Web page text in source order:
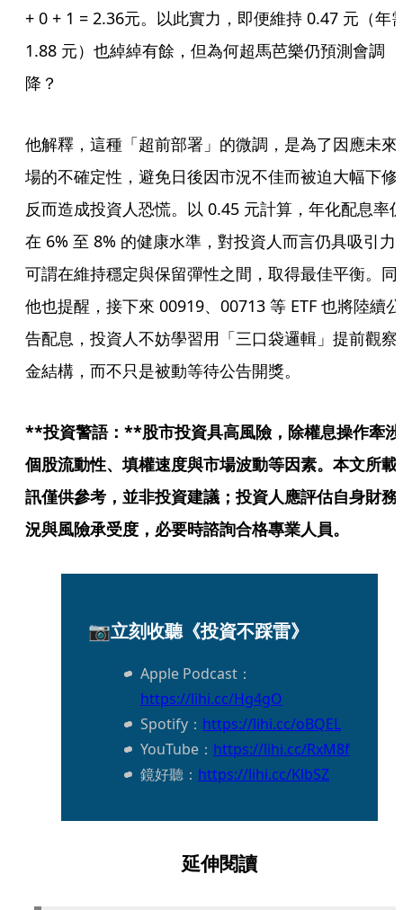
+ 0 + 1 = 2.36元。以此實力，即便維持 0.47 元（年
1.88 元）也綽綽有餘，但為何超馬芭樂仍預測會調
降？
他解釋，這種「超前部署」的微調，是為了因應未來
場的不確定性，避免日後因市況不佳而被迫大幅下修
反而造成投資人恐慌。以 0.45 元計算，年化配息率
在 6% 至 8% 的健康水準，對投資人而言仍具吸引力
可謂在維持穩定與保留彈性之間，取得最佳平衡。同
他也提醒，接下來 00919、00713 等 ETF 也將陸續公
告配息，投資人不妨學習用「三口袋邏輯」提前觀察
金結構，而不只是被動等待公告開獎。
**投資警語：**股市投資具高風險，除權息操作牽涉
個股流動性、填權速度與市場波動等因素。本文所載
訊僅供參考，並非投資建議；投資人應評估自身財務
況與風險承受度，必要時諮詢合格專業人員。
📷立刻收聽《投資不踩雷》
Apple Podcast：
https://lihi.cc/Hg4gO
Spotify： https://lihi.cc/oBQEL
YouTube： https://lihi.cc/RxM8f
鏡好聽： https://lihi.cc/KlbSZ
延伸閱讀